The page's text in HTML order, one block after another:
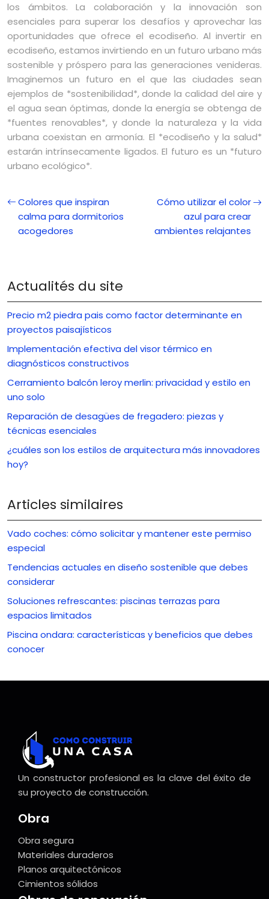
los ámbitos. La colaboración y la innovación son
esenciales para superar los desafíos y aprovechar las
oportunidades que ofrece el ecodiseño. Al invertir en
ecodiseño, estamos invirtiendo en un futuro urbano más
sostenible y próspero para las generaciones venideras.
Imaginemos un futuro en el que las ciudades sean
ejemplos de *sostenibilidad*, donde la calidad del aire y
el agua sean óptimas, donde la energía se obtenga de
*fuentes renovables*, y donde la naturaleza y la vida
urbana coexistan en armonía. El *ecodiseño y la salud*
estarán intrínsecamente ligados. El futuro es un *futuro
urbano ecológico*.
Colores que inspiran
calma para dormitorios
acogedores
Cómo utilizar el color
azul para crear
ambientes relajantes
Actualités du site
Precio m2 piedra pais como factor determinante en
proyectos paisajísticos
Implementación efectiva del visor térmico en
diagnósticos constructivos
Cerramiento balcón leroy merlin: privacidad y estilo en
uno solo
Reparación de desagües de fregadero: piezas y
técnicas esenciales
¿cuáles son los estilos de arquitectura más innovadores
hoy?
Articles similaires
Vado coches: cómo solicitar y mantener este permiso
especial
Tendencias actuales en diseño sostenible que debes
considerar
Soluciones refrescantes: piscinas terrazas para
espacios limitados
Piscina ondara: características y beneficios que debes
conocer
Un constructor profesional es la clave del éxito de
su proyecto de construcción.
Obra
Obra segura
Materiales duraderos
Planos arquitectónicos
Cimientos sólidos